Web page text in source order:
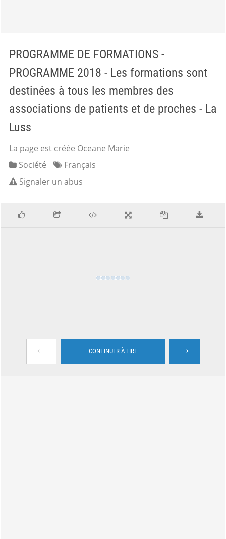
PROGRAMME DE FORMATIONS -
PROGRAMME 2018 - Les formations sont
destinées à tous les membres des
associations de patients et de proches - La
Luss
La page est créée Oceane Marie
Société
Français
Signaler un abus
← CONTINUER À LIRE →